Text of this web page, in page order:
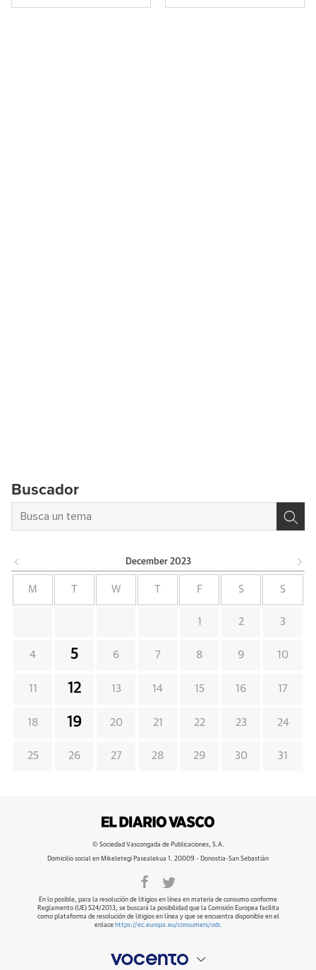
Buscador
December 2023
M W F S S
1 2 3
4 5 6 7 8 9 10
11 12 13 14 15 16 17
18 19 20 21 22 23 24
25 26 27 28 29 30 31
© Sociedad Vascongada de Publicaciones, S.A.
Domicilio social en Mikeletegi Pasealekua 1. 20009 - Donostia-San Sebastián
En lo posible, para la resolución de litigios en línea en materia de consumo conforme
Reglamento (UE) 524/2013, se buscará la posibilidad que la Comisión Europea facilita
como plataforma de resolución de litigios en línea y que se encuentra disponible en el
enlace https://ec.europa.eu/consumers/odr.